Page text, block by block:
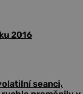
2016
seanci,